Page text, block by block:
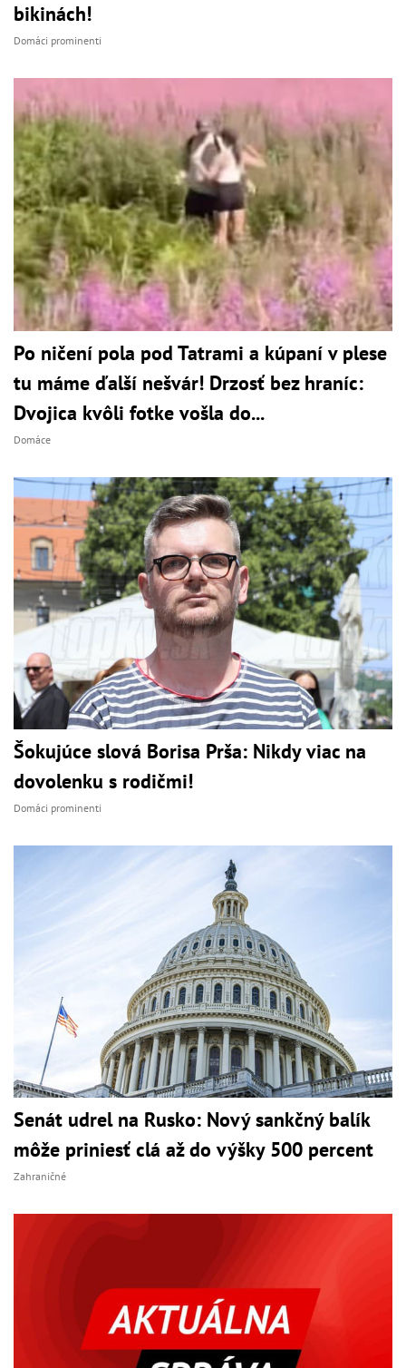
bikinách!
Domáci prominenti
Po ničení pola pod Tatrami a kúpaní v plese
tu máme ďalší nešvár! Drzosť bez hraníc:
Dvojica kvôli fotke vošla do...
Domáce
Šokujúce slová Borisa Prša: Nikdy viac na
dovolenku s rodičmi!
Domáci prominenti
Senát udrel na Rusko: Nový sankčný balík
môže priniesť clá až do výšky 500 percent
Zahraničné